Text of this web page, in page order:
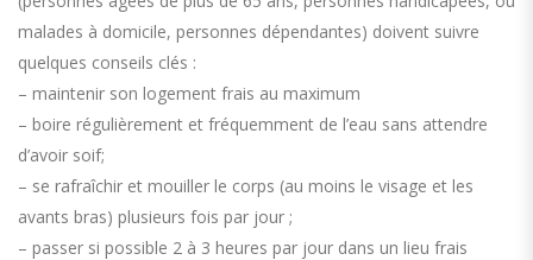
malades à domicile, personnes dépendantes) doivent suivre
quelques conseils clés :
– maintenir son logement frais au maximum
– boire régulièrement et fréquemment de l’eau sans attendre
d’avoir soif;
– se rafraîchir et mouiller le corps (au moins le visage et les
avants bras) plusieurs fois par jour ;
– passer si possible 2 à 3 heures par jour dans un lieu frais